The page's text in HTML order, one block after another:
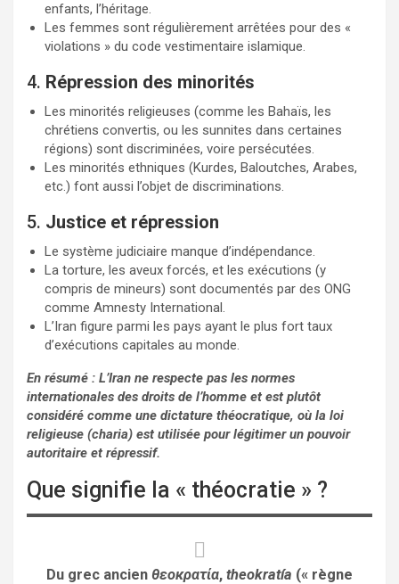
enfants, l’héritage.
Les femmes sont régulièrement arrêtées pour des «
violations » du code vestimentaire islamique.
4. Répression des minorités
Les minorités religieuses (comme les Bahaïs, les
chrétiens convertis, ou les sunnites dans certaines
régions) sont discriminées, voire persécutées.
Les minorités ethniques (Kurdes, Baloutches, Arabes,
etc.) font aussi l’objet de discriminations.
5. Justice et répression
Le système judiciaire manque d’indépendance.
La torture, les aveux forcés, et les exécutions (y
compris de mineurs) sont documentés par des ONG
comme Amnesty International.
L’Iran figure parmi les pays ayant le plus fort taux
d’exécutions capitales au monde.
En résumé : L’Iran ne respecte pas les normes
internationales des droits de l’homme et est plutôt
considéré comme une dictature théocratique, où la loi
religieuse (charia) est utilisée pour légitimer un pouvoir
autoritaire et répressif.
Que signifie la « théocratie » ?
Du grec ancien θεοκρατία, theokratía (« règne